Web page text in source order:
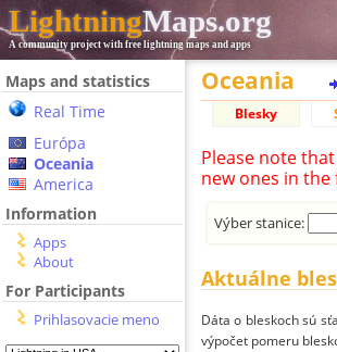
LightningMaps.org
A community project with free lightning maps and apps
Maps and statistics
Real Time
Európa
Oceania
America
Information
Apps
About
For Participants
Prihlasovacie meno
Oceania
Blesky
Please note
new ones in the
Výber stanice:
Aktuálne
Dáta o bleskoch sú
výpočet pomeru